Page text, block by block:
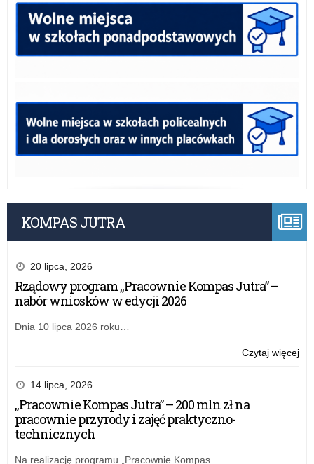
KOMPAS JUTRA
20 lipca, 2026
Rządowy program „Pracownie Kompas Jutra” –
nabór wniosków w edycji 2026
Dnia 10 lipca 2026 roku…
Czytaj więcejo:
14 lipca, 2026
„Pracownie Kompas Jutra” – 200 mln zł na
pracownie przyrody i zajęć praktyczno-
technicznych
Na realizację programu „Pracownie Kompas…